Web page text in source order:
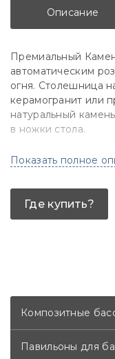
Композитные
Павильоны для
Описание
Премиальный
автоматическим
огня. Столешница
керамогранит или
натуральный
в ножки стола.
Показать полное
Где купить?